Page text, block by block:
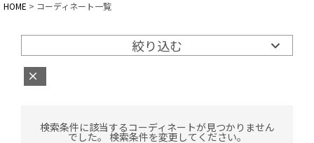
HOME コーディネート一覧
絞り込む
検索条件に該当するコーディネートが見つかりません
でした。 検索条件を変更してください。